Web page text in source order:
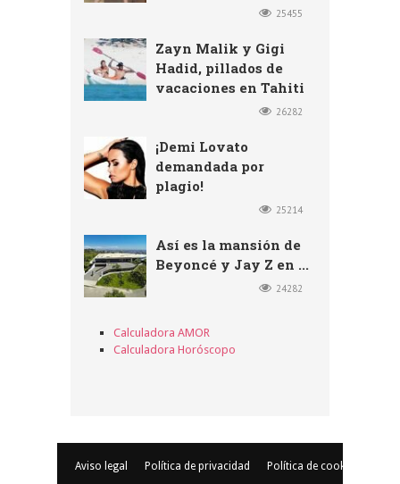
25455
Zayn Malik y Gigi
Hadid, pillados de
vacaciones en Tahiti
26282
¡Demi Lovato
demandada por
plagio!
25214
Así es la mansión de
Beyoncé y Jay Z en ...
24282
Calculadora AMOR
Calculadora Horóscopo
Aviso legal Política de privacidad Política de cookies